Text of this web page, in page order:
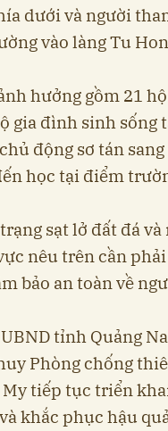
dưới và người
vào làng Tu
hưởng gồm 21
gia đình sinh sống
động sơ tán
học tại điểm
sạt lở đất đá
nêu trên cần
bảo an toàn về
tỉnh Quảng
Phòng chống
My tiếp tục triển
khắc phục hậu